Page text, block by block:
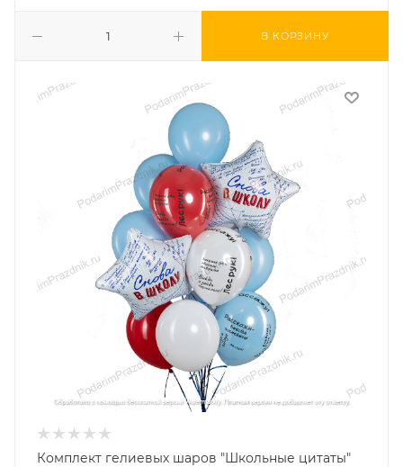
В КОРЗИНУ
Комплект гелиевых шаров "Школьные цитаты"